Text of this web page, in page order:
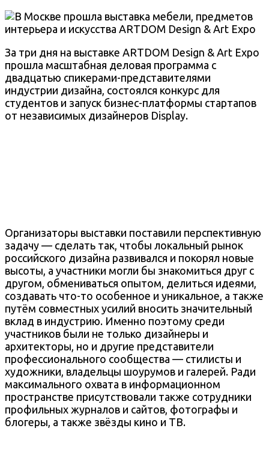
За три дня на выставке ARTDOM Design & Art Expo
прошла масштабная деловая программа с
двадцатью спикерами-представителями
индустрии дизайна, состоялся конкурс для
студентов и запуск бизнес-платформы стартапов
от независимых дизайнеров Display.
Организаторы выставки поставили перспективную
задачу — сделать так, чтобы локальный рынок
российского дизайна развивался и покорял новые
высоты, а участники могли бы знакомиться друг с
другом, обмениваться опытом, делиться идеями,
создавать что-то особенное и уникальное, а также
путём совместных усилий вносить значительный
вклад в индустрию. Именно поэтому среди
участников были не только дизайнеры и
архитекторы, но и другие представители
профессионального сообщества — стилисты и
художники, владельцы шоурумов и галерей. Ради
максимального охвата в информационном
пространстве присутствовали также сотрудники
профильных журналов и сайтов, фотографы и
блогеры, а также звёзды кино и ТВ.